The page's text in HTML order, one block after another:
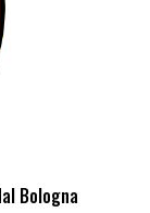
Bologna